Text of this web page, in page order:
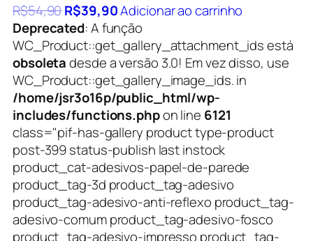
R$54,90R$39,90Adicionar ao carrinho
Deprecated: A função
WC_Product::get_gallery_attachment_ids está
obsoletadesde a versão 3.0! Em vez disso, use
WC_Product::get_gallery_image_ids. in
/home/jsr3o16p/public_html/wp-
includes/functions.phpon line 6121
class="pif-has-gallery product type-product
post-399 status-publish last instock
product_cat-adesivos-papel-de-parede
product_tag-3d product_tag-adesivo
product_tag-adesivo-anti-reflexo product_tag-
adesivo-comum product_tag-adesivo-fosco
product_tag-adesivo-impresso product_tag-